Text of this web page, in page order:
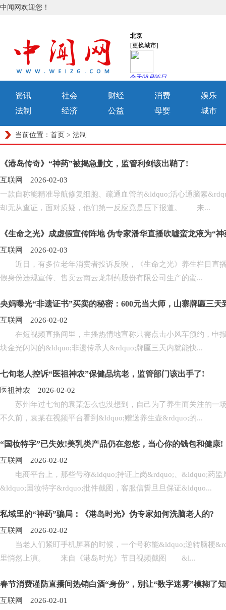
中闻网欢迎您！
资讯 社会 财经 消费
娱乐
法制
经济 公益 母婴 城市
当前位置： 首页 > 法制
《港岛传奇》“神药”被揭急删文，监管利剑该出鞘了!
互联网 2026-02-03
一款自称能精准导航修复细胞、疏通血管的&ldquo;活心通脑素
却无从查证，面对质疑，他们第一反应竟是压下报道。 来...
《生命之光》成虚假宣传阵地 伪专家潘华直播吹嘘蛮龙液为“神
互联网 2026-02-03
近日，有多位老年消费者投诉反映，《生命之光》养生栏目直
假身份违规宣传、售卖云南云龙制药股份有限公司生产的蛮...
央妈曝光“非遗证书”买卖的秘密：600元当大师，山寨牌匾三天
互联网 2026-02-02
在短视频直播间里，主播热情地宣称只需点击小风车预约，申
块金光闪闪的&ldquo;非遗传承人&rdquo;牌匾三天内就能快...
七旬老人控诉“医祖神农”保健品坑老，监管部门该出手了!
医祖神农 2026-02-02
苏州年过七旬的袁某怎么也没想到，自己为了养生而关注的
不久前，袁某在视频平台看到&ldquo;赠送养生壶&rdquo;的...
“国妆特字”已失效!美乳类产品仍在忽悠，当心你的钱包和健康!
互联网 2026-02-02
电商平台上，那些号称&ldquo;持证上岗&rdquo;、&ldquo;药监
&ldquo;国妆特字&rdquo;批件截图，客服信誓旦旦保证&ldquo...
私域里的“神药”骗局：《港岛时光》伪专家如何洗脑老人的?
互联网 2026-02-02
当老人们紧盯手机屏幕的时候，一个号称能&ldquo;逆转脑梗
里悄然上演。 来自《港岛时光》节目视频截图 &l...
春节消费谨防直播间热销白酒“身份”，别让“数字迷雾”模糊了
互联网 2026-02-01